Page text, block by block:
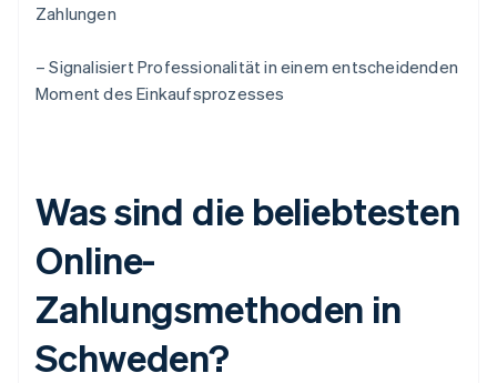
Zahlungen
– Signalisiert Professionalität in einem entscheidenden
Moment des Einkaufsprozesses
Was sind die beliebtesten
Online-
Zahlungsmethoden in
Schweden?